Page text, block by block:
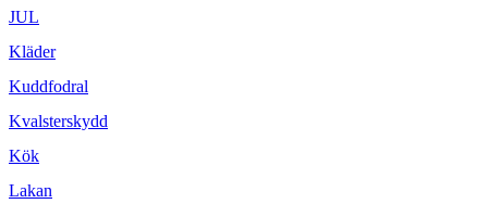
JUL
Kläder
Kuddfodral
Kvalsterskydd
Kök
Lakan